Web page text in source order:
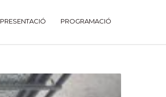
PRESENTACIÓ PROGRAMACIÓ